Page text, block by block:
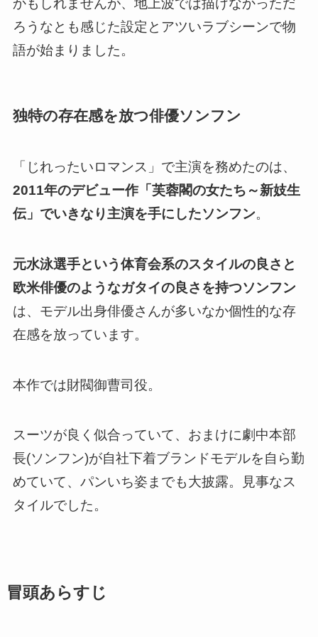
かもしれませんが、地上波では描けなかっただ
ろうなとも感じた設定とアツいラブシーンで物
語が始まりました。
独特の存在感を放つ俳優ソンフン
「じれったいロマンス」で主演を務めたのは、
2011年のデビュー作「芙蓉閣の女たち～新妓生
伝」でいきなり主演を手にしたソンフン。
元水泳選手という体育会系のスタイルの良さと
欧米俳優のようなガタイの良さを持つソンフン
は、モデル出身俳優さんが多いなか個性的な存
在感を放っています。
本作では財閥御曹司役。
スーツが良く似合っていて、おまけに劇中本部
長(ソンフン)が自社下着ブランドモデルを自ら勤
めていて、パンいち姿までも大披露。見事なス
タイルでした。
冒頭あらすじ